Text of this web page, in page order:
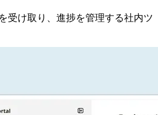
受け取り、進捗を管理する社内ツ